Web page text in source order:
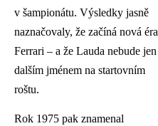
v šampionátu. Výsledky jasně
naznačovaly, že začíná nová éra
Ferrari – a že Lauda nebude jen
dalším jménem na startovním
roštu.
Rok 1975 pak znamenal